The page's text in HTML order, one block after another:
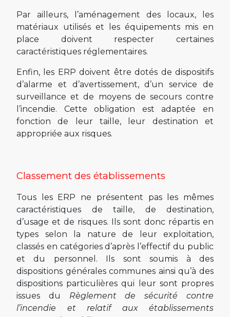
Par ailleurs, l’aménagement des locaux, les
matériaux utilisés et les équipements mis en
place doivent respecter certaines
caractéristiques réglementaires.
Enfin, les ERP doivent être dotés de dispositifs
d’alarme et d’avertissement, d’un service de
surveillance et de moyens de secours contre
l’incendie. Cette obligation est adaptée en
fonction de leur taille, leur destination et
appropriée aux risques.
Classement des établissements
Tous les ERP ne présentent pas les mêmes
caractéristiques de taille, de destination,
d’usage et de risques. Ils sont donc répartis en
types selon la nature de leur exploitation,
classés en catégories d’après l’effectif du public
et du personnel. Ils sont soumis à des
dispositions générales communes ainsi qu’à des
dispositions particulières qui leur sont propres
issues du Règlement de sécurité contre
l’incendie et relatif aux établissements